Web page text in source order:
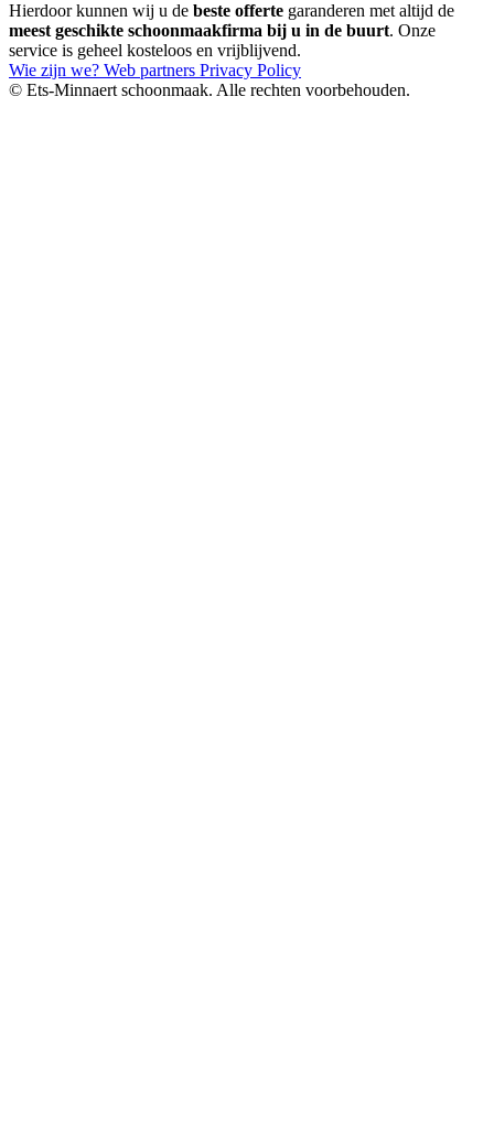
Hierdoor kunnen wij u de beste offerte garanderen met altijd de
meest geschikte schoonmaakfirma bij u in de buurt. Onze
service is geheel kosteloos en vrijblijvend.
Wie zijn we? Web partners Privacy Policy
© Ets-Minnaert schoonmaak. Alle rechten voorbehouden.